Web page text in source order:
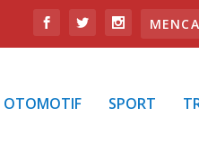
OTOMOTIF SPORT